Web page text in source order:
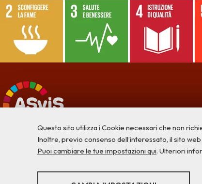
Questo sito utilizza i Cookie necessari che non
Inoltre, previo consenso dell’interessato, il sito
Puoi cambiare le tue impostazioni qui. Ulteriori
STATISTICHE